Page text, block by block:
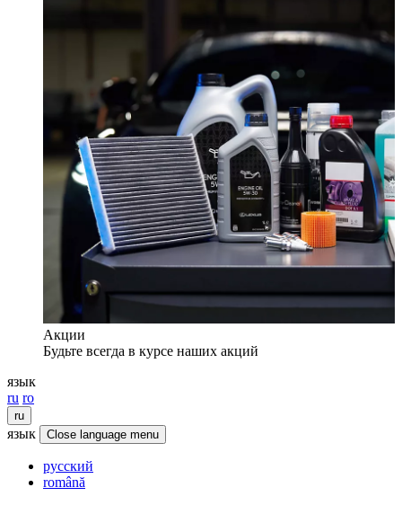
Акции
Будьте всегда в курсе наших акций
язык
ru ro
ru
язык Close language menu
русский
română